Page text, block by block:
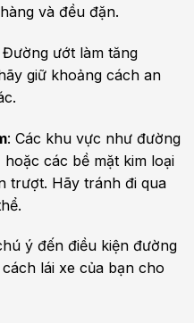
và đều đặn.
Đường ướt làm tăng
giữ khoảng cách an
: Các khu vực như đường
các bề mặt kim loại
trượt. Hãy tránh đi qua
ý đến điều kiện đường
lái xe của bạn cho